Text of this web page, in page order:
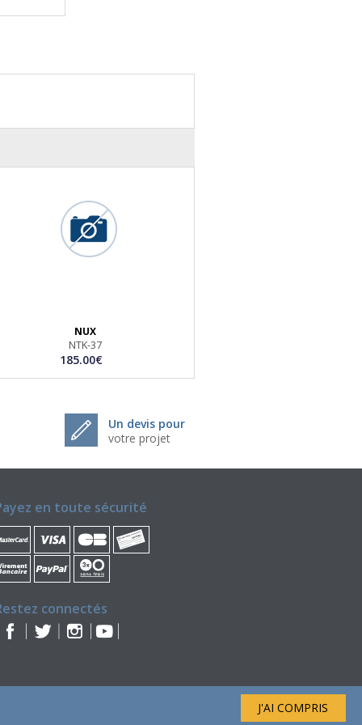
NUX
NTK-37
185.00€
Un devis pour
votre projet
en toute sécurité
connectés
J'AI COMPRIS